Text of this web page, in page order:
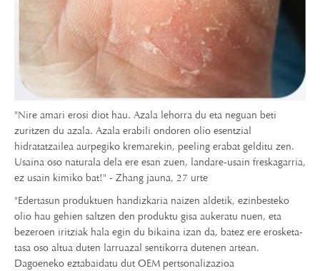
"Nire amari erosi diot hau. Azala lehorra du eta neguan beti
zuritzen du azala. Azala erabili ondoren olio esentzial
hidratatzailea aurpegiko kremarekin, peeling erabat gelditu zen.
Usaina oso naturala dela ere esan zuen, landare-usain freskagarria,
ez usain kimiko bat!" - Zhang jauna, 27 urte
"Edertasun produktuen handizkaria naizen aldetik, ezinbesteko
olio hau gehien saltzen den produktu gisa aukeratu nuen, eta
bezeroen iritziak hala egin du bikaina izan da, batez ere erosketa-
tasa oso altua duten larruazal sentikorra dutenen artean.
Dagoeneko eztabaidatu dut OEM pertsonalizazioa